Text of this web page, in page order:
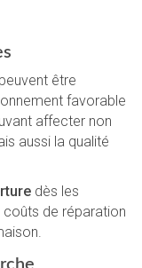
être
favorable
affecter non
aussi la qualité
dès les
de réparation